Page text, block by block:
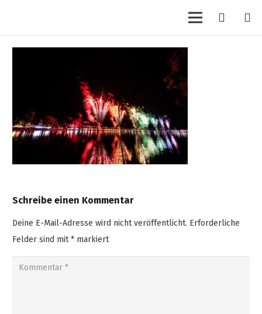
Schreibe einen Kommentar
Deine E-Mail-Adresse wird nicht veröffentlicht. Erforderliche
Felder sind mit* markiert